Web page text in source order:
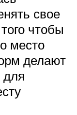
свое
чтобы
место
делают
для